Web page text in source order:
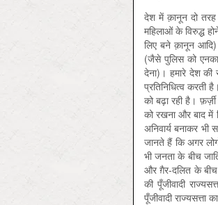
देश में क़ानून दो
महिलाओं के विरुद्ध
लिए बने क़ानून
(जैसे पुलिस को
देना)। हमारे देश की
प्रतिनिधित्व करती
को बढ़ा रही है।
को रखना और बाद में
अनिवार्य बनाकर
जानते हैं कि अगर
भी जनता के बीच
और ग़ैर-दलित के
की पूँजीवादी
पूँजीवादी